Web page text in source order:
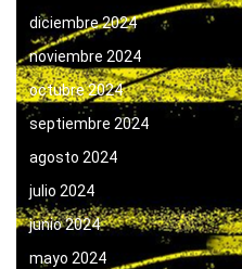
diciembre 2024
noviembre 2024
octubre 2024
septiembre 2024
agosto 2024
julio 2024
junio 2024
mayo 2024